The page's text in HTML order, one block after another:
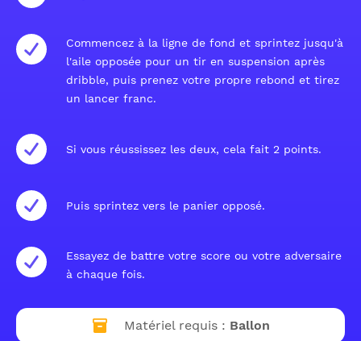
Commencez à la ligne de fond et sprintez jusqu'à
l'aile opposée pour un tir en suspension après
dribble, puis prenez votre propre rebond et tirez
un lancer franc.
Si vous réussissez les deux, cela fait 2 points.
Puis sprintez vers le panier opposé.
Essayez de battre votre score ou votre adversaire
à chaque fois.
Matériel requis : Ballon